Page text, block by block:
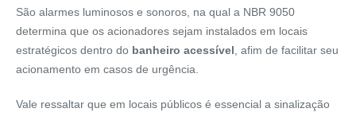
São alarmes luminosos e sonoros, na qual a NBR 9050
determina que os acionadores sejam instalados em locais
estratégicos dentro do banheiro acessível , afim de facilitar seu
acionamento em casos de urgência.
Vale ressaltar que em locais públicos é essencial a sinalização